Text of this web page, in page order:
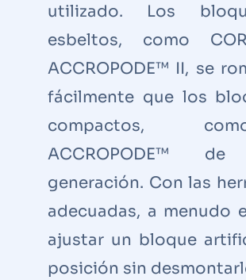
utilizado. Los
esbeltos, como
ACCROPODE™ II, se
fácilmente que los
compactos,
ACCROPODE™ de
generación. Con las
adecuadas, a menudo
ajustar un bloque
posición sin